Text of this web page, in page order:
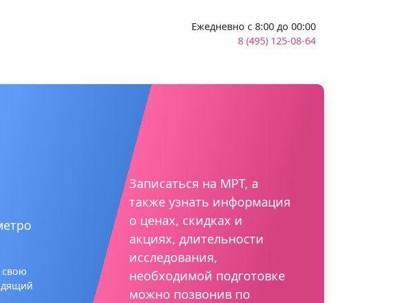
Ежедневно с 8:00 до 00:00
8 (495) 125-08-64
свою
Записаться на МРТ, а
также узнать информация
о ценах, скидках и
акциях, длительности
исследования,
необходимой подготовке
можно позвонив по